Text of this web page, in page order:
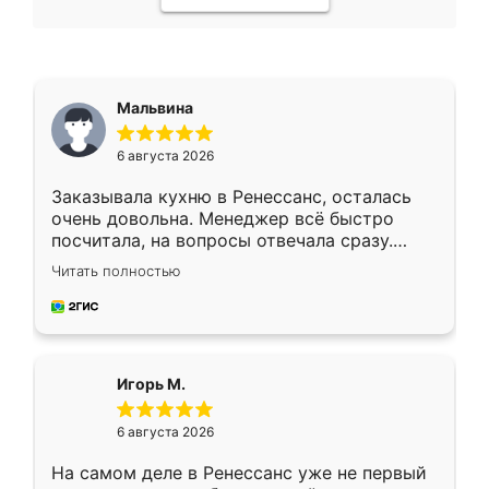
Мальвина
6 августа 2026
Заказывала кухню в Ренессанс, осталась
очень довольна. Менеджер всё быстро
посчитала, на вопросы отвечала сразу.
Замерщик приехал в субботу, подошёл к
делу со всей ответственностью. Собрали
за день, ребята работали аккуратно, даже
Читать полностью
Игорь М.
6 августа 2026
На самом деле в Ренессанс уже не первый